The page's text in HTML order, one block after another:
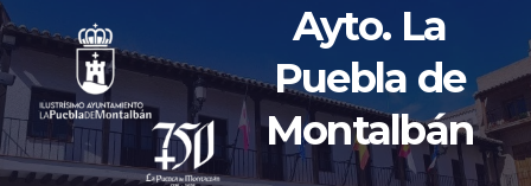
Ayto. La
Puebla de
Montalbán